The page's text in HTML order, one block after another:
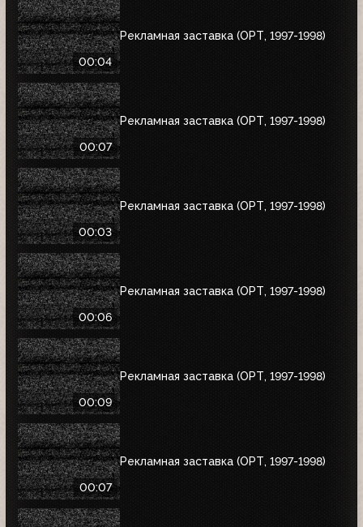
00:04
Рекламная заставка (ОРТ, 1997-1998)
00:07
Рекламная заставка (ОРТ, 1997-1998)
00:03
Рекламная заставка (ОРТ, 1997-1998)
00:06
Рекламная заставка (ОРТ, 1997-1998)
00:09
Рекламная заставка (ОРТ, 1997-1998)
00:07
Рекламная заставка (ОРТ, 1997-1998)